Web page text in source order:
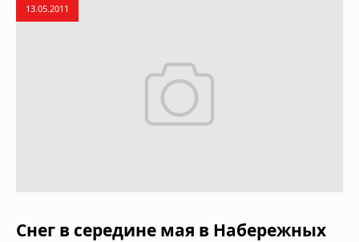
13.05.2011
Снег в середине мая в Набережных